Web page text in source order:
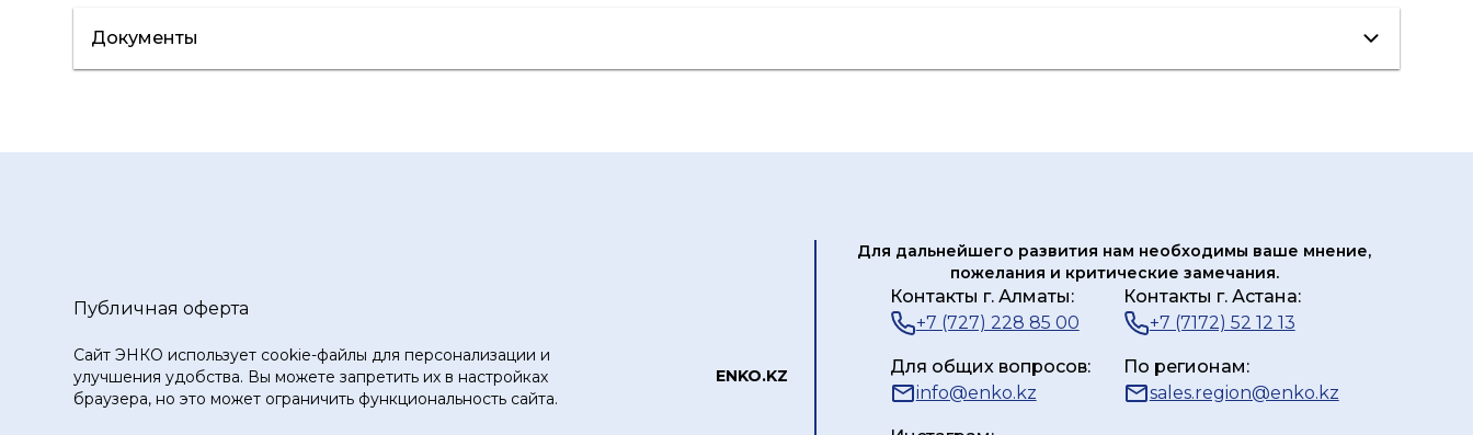
Документы
Публичная оферта
Сайт ЭНКО использует cookie-файлы для персонализации и
улучшения удобства. Вы можете запретить их в настройках
браузера, но это может ограничить функциональность сайта.
ЕNKO.KZ
Для дальнейшего развития нам необходимы ваше мнение,
пожелания и критические замечания.
Контакты г. Алматы:
+7 (727) 228 85 00
Контакты г. Астана:
+7 (7172) 52 12 13
Для общих вопросов:
info@enko.kz
По регионам:
sales.region@enko.kz